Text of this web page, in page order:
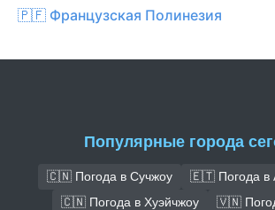
🇵🇫 Французская Полинезия
Популярные города
🇨🇳 Погода в Сучжоу
🇪🇹 Погода в
🇨🇳 Погода в Хуэйчжоу
🇻🇳